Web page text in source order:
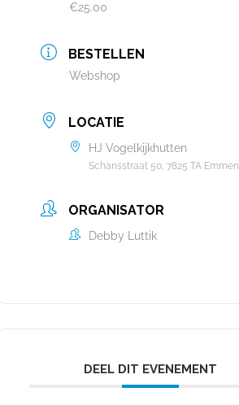
€25.00
BESTELLEN
Webshop
LOCATIE
HJ Vogelkijkhutten
Schansstraat 50, 7825 TA Emmen
ORGANISATOR
Debby Luttik
DEEL DIT EVENEMENT